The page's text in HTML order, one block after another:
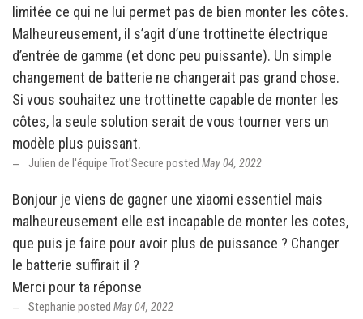
limitée ce qui ne lui permet pas de bien monter les côtes.
Malheureusement, il s’agit d’une trottinette électrique
d’entrée de gamme (et donc peu puissante). Un simple
changement de batterie ne changerait pas grand chose.
Si vous souhaitez une trottinette capable de monter les
côtes, la seule solution serait de vous tourner vers un
modèle plus puissant.
Julien de l'équipe Trot'Secure posted May 04, 2022
Bonjour je viens de gagner une xiaomi essentiel mais
malheureusement elle est incapable de monter les cotes,
que puis je faire pour avoir plus de puissance ? Changer
le batterie suffirait il ?
Merci pour ta réponse
Stephanie posted May 04, 2022